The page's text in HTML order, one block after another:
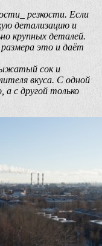
резкости. Если
детализацию и
крупных деталей.
это и даёт
сок и
вкуса. С одной
а с другой только